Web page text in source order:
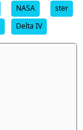
NASA
ster
Delta IV